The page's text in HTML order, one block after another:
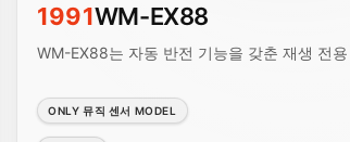
1991WM-EX88
WM-EX88는 자동 반전 기능을 갖춘 재생 전
ONLY 뮤직 센서 MODEL